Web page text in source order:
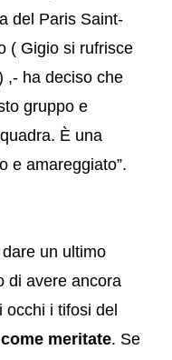
del Paris Saint-
( Gigio si rufrisce
,- ha deciso che
gruppo e
È una
e amareggiato”.
un ultimo
di avere ancora
occhi i tifosi del
meritate. Se